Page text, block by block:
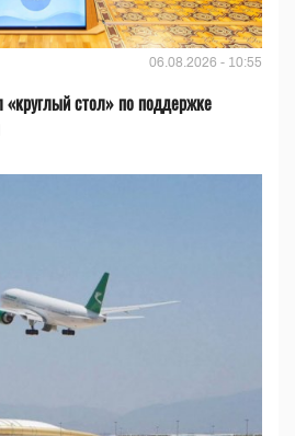
06.08.2026 - 10:55
«круглый стол» по поддержке